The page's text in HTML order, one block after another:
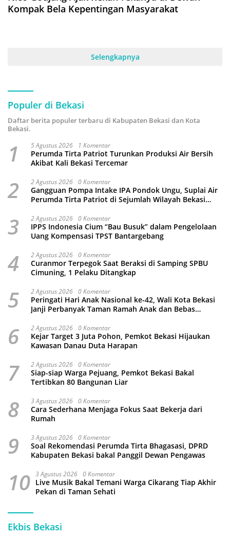
Kompak Bela Kepentingan Masyarakat
Selengkapnya
Populer di Bekasi
Daftar berita populer terbaru di Kabupaten Bekasi dan Kota
Bekasi.
1 5 Agustus 2026 1 Komentar
Perumda Tirta Patriot Turunkan Produksi Air Bersih
Akibat Kali Bekasi Tercemar
2 2 Agustus 2026 0 Komentar
Gangguan Pompa Intake IPA Pondok Ungu, Suplai Air
Perumda Tirta Patriot di Sejumlah Wilayah Bekasi
3 2 Agustus 2026 0 Komentar
IPPS Indonesia Cium “Bau Busuk” dalam Pengelolaan
Uang Kompensasi TPST Bantargebang
4 2 Agustus 2026 0 Komentar
Curanmor Terpegok Saat Beraksi di Samping SPBU
Cimuning, 1 Pelaku Ditangkap
5 2 Agustus 2026 0 Komentar
Peringati Hari Anak Nasional ke-42, Wali Kota Bekasi
Janji Perbanyak Taman Ramah Anak dan Bebas
6 2 Agustus 2026 0 Komentar
Kejar Target 3 Juta Pohon, Pemkot Bekasi Hijaukan
Kawasan Danau Duta Harapan
7 2 Agustus 2026 0 Komentar
Siap-siap Warga Pejuang, Pemkot Bekasi Bakal
Tertibkan 80 Bangunan Liar
8 3 Agustus 2026 0 Komentar
Cara Sederhana Menjaga Fokus Saat Bekerja dari
Rumah
9 3 Agustus 2026 0 Komentar
Soal Rekomendasi Perumda Tirta Bhagasasi, DPRD
Kabupaten Bekasi bakal Panggil Dewan Pengawas
10 3 Agustus 2026 0 Komentar
Live Musik Bakal Temani Warga Cikarang Tiap Akhir
Pekan di Taman Sehati
Ekbis Bekasi